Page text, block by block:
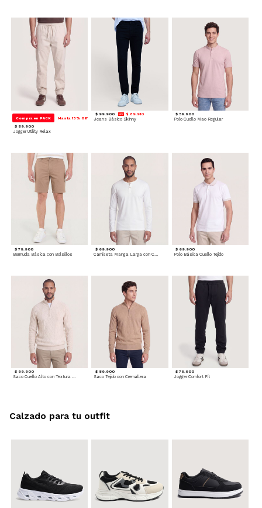
Compra en PACK Hasta 15% Off
$ 89.900
Jogger Utility Relax
$ 99.900 $ 89.910
Jeans Básico Skinny
$ 59.900
Polo Cuello Mao Regular
$ 79.900
Bermuda Básica con Bolsillos
$ 69.900 $ 69.900
Polo Básica Cuello Tejido
$ 99.900
Saco Cuello Alto con Textura Trenzada
$ 89.900
Saco Tejido con Cremallera
$ 79.900
Jogger Comfort Fit
Calzado para tu outfit